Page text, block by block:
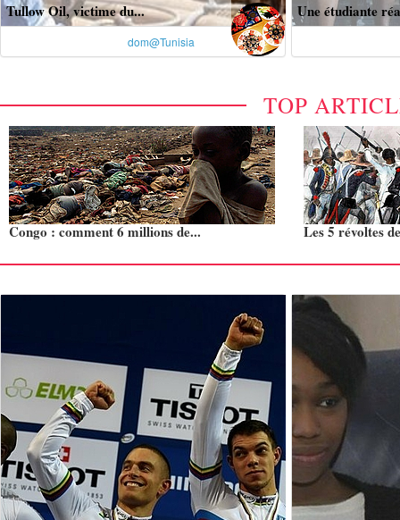
Tullow Oil, victime du...
dom@Tunisia
Une étudiante
TOP
Congo : comment 6 millions de... Les 5 révoltes